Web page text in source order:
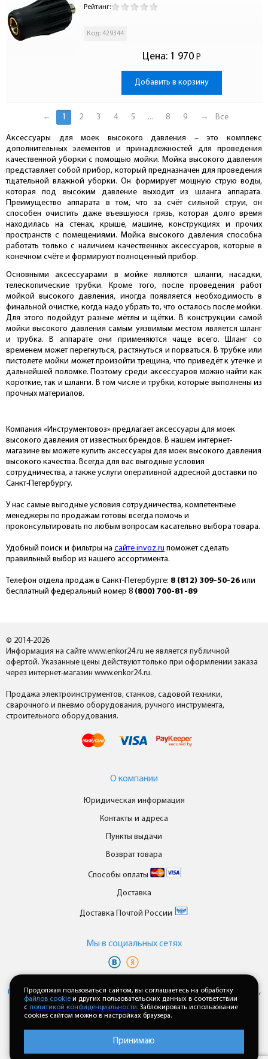
Рейтинг:
Код: 429344
Цена: 1 970 Р
-
Добавить в корзину
← 1 2 3 4 5 ... 8 9 → Все
Аксессуары для моек высокого давления – это комплекс
дополнительных элементов и принадлежностей для проведения
качественной уборки с помощью мойки. Мойка высокого давления
представляет собой прибор, который предназначен для проведения
тщательной влажной уборки. Он формирует мощную струю воды,
которая под высоким давление выходит из шланга аппарата.
Преимущество аппарата в том, что за счёт сильной струи, он
способен очистить даже въевшуюся грязь, которая долго время
находилась на стенах, крыше, машине, конструкциях и прочих
пространств с помещениями. Мойка высокого давления способна
работать только с наличием качественных аксессуаров, которые в
конечном счёте и формируют полноценный прибор.
Основными аксессуарами в мойке являются шланги, насадки,
телескопические трубки. Кроме того, после проведения работ
мойкой высокого давления, иногда появляется необходимость в
финальной очистке, когда надо убрать то, что осталось после мойки.
Для этого подойдут разные мётлы и щётки. В конструкции самой
мойки высокого давления самым уязвимым местом является шланг
и трубка. В аппарате они применяются чаще всего. Шланг со
временем может перегнуться, растянуться и порваться. В трубке или
пистолете мойки может произойти трещина, что приведёт к утечке и
дальнейшей поломке. Поэтому среди аксессуаров можно найти как
короткие, так и шланги. В том числе и трубки, которые выполнены из
прочных материалов.
Компания «Инструментовоз» предлагает аксессуары для моек
высокого давления от известных брендов. В нашем интернет-
магазине вы можете купить аксессуары для моек высокого давления
высокого качества. Всегда для вас выгодные условия
сотрудничества, а также услуги оперативной адресной доставки по
Санкт-Петербургу.
У нас самые выгодные условия сотрудничества, компетентные
менеджеры по продажам готовы всегда помочь и
проконсультировать по любым вопросам касательно выбора товара.
Удобный поиск и фильтры на сайте invoz.ru поможет сделать
правильный выбор из нашего ассортимента.
Телефон отдела продаж в Санкт-Петербурге: 8 (812) 309-50-26 или
бесплатный федеральный номер 8 (800) 700-81-89
© 2014-2026
Информация на сайте www.enkor24.ru не является публичной
офертой. Указанные цены действуют только при оформлении заказа
через интернет-магазин www.enkor24.ru.
Продажа электроинструментов, станков, садовой техники,
сварочного и пневмо оборудования, ручного инструмента,
строительного оборудования.
О компании
Юридическая информация
Контакты и адреса
Пункты выдачи
Возврат товара
Способы оплаты
Доставка
Доставка Почтой России
Мы в cоциальных сетях
персональных данныхипользовательского соглашениякаждый раз,
когда оставляете свои данные в любой форме обратной связи на
сайте enkor24.ru
Продолжая пользоваться сайтом, вы соглашаетесь на обработку
файлов cookie и других пользовательских данных в соответствии
с политикой конфиденциальности. Заблокировать использование
cookies сайтом можно в настройках браузера.
Принимаю